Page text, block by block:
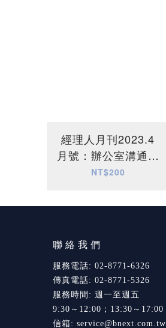
經理人月刊2023.4
月號：辦公室溝通協
商術
NT$200
聯絡我們
服務電話: 02-8771-6326
傳真電話: 02-8771-5326
服務時間: 週一至週五
9:30～12:00；13:30～17:00
信箱: service@bnext.com.tw